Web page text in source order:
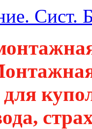
Сист.